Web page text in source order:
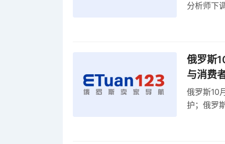
分析师下
俄罗斯
与消费
俄罗斯10
护；俄罗